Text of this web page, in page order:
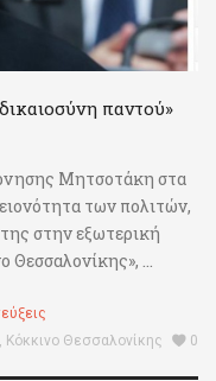
παντού»
Μητσοτάκη στα
των πολιτών,
στην εξωτερική
Θεσσαλονίκης», ...
, Κόκκινο Θεσσαλονίκης 0